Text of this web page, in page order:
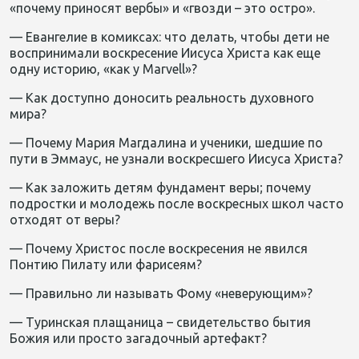
«почему приносят вербы» и «гвозди – это остро».
— Евангелие в комиксах: что делать, чтобы дети не
воспринимали воскресение Иисуса Христа как еще
одну историю, «как у Marvell»?
— Как доступно доносить реальность духовного
мира?
— Почему Мария Магдалина и ученики, шедшие по
пути в Эммаус, не узнали воскресшего Иисуса Христа?
— Как заложить детям фундамент веры; почему
подростки и молодежь после воскресных школ часто
отходят от веры?
— Почему Христос после воскресения не явился
Понтию Пилату или фарисеям?
— Правильно ли называть Фому «неверующим»?
— Туринская плащаница – свидетельство бытия
Божия или просто загадочный артефакт?